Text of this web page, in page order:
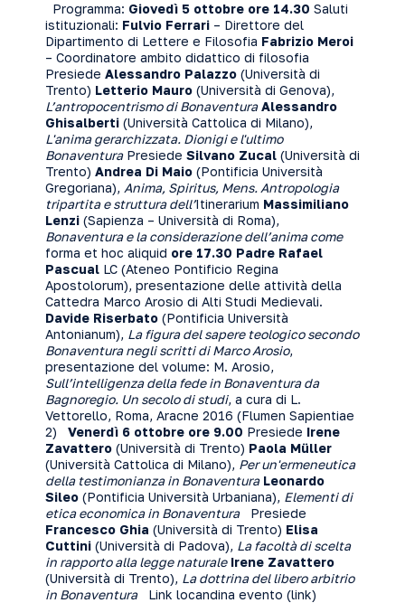
Programma: Giovedì 5 ottobre ore 14.30 Saluti
istituzionali: Fulvio Ferrari – Direttore del
Dipartimento di Lettere e Filosofia Fabrizio Meroi
– Coordinatore ambito didattico di filosofia
Presiede Alessandro Palazzo (Università di
Trento) Letterio Mauro (Università di Genova),
L’antropocentrismo di Bonaventura Alessandro
Ghisalberti (Università Cattolica di Milano),
L'anima gerarchizzata. Dionigi e l'ultimo
BonaventuraPresiede Silvano Zucal (Università di
Trento) Andrea Di Maio (Pontificia Università
Gregoriana), Anima, Spiritus, Mens. Antropologia
tripartita e struttura dell’Itinerarium Massimiliano
Lenzi (Sapienza – Università di Roma),
Bonaventura e la considerazione dell’anima come
forma et hoc aliquid ore 17.30 Padre Rafael
Pascual LC (Ateneo Pontificio Regina
Apostolorum), presentazione delle attività della
Cattedra Marco Arosio di Alti Studi Medievali.
Davide Riserbato (Pontificia Università
Antonianum), La figura del sapere teologico secondo
Bonaventura negli scritti di Marco Arosio,
presentazione del volume: M. Arosio,
Sull’intelligenza della fede in Bonaventura da
Bagnoregio. Un secolo di studi, a cura di L.
Vettorello, Roma, Aracne 2016 (Flumen Sapientiae
2) Venerdì 6 ottobre ore 9.00 Presiede Irene
Zavattero (Università di Trento) Paola Müller
(Università Cattolica di Milano), Per un'ermeneutica
della testimonianza in Bonaventura Leonardo
Sileo (Pontificia Università Urbaniana), Elementi di
etica economica in BonaventuraPresiede
Francesco Ghia (Università di Trento) Elisa
Cuttini (Università di Padova), La facoltà di scelta
in rapporto alla legge naturale Irene Zavattero
(Università di Trento), La dottrina del libero arbitrio
in BonaventuraLink locandina evento (link)